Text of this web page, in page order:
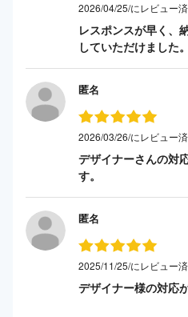
2026/04/25/にレビュー
レスポンスが早く、
していただけました
匿名
2026/03/26/にレビュー
デザイナーさんの対
す。
匿名
2025/11/25/にレビュー
デザイナー様の対応